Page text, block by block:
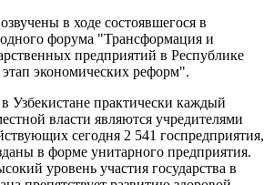
в ходе состоявшегося в
форума "Трансформация и
предприятий в Республике
экономических реформ".
Узбекистане практически каждый
власти являются учредителями
сегодня 2 541 госпредприятия,
в форме унитарного предприятия.
уровень участия государства в